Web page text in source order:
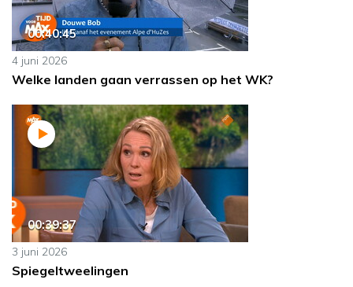
00:40:45
4 juni 2026
Welke landen gaan verrassen op het WK?
00:39:37
3 juni 2026
Spiegeltweelingen